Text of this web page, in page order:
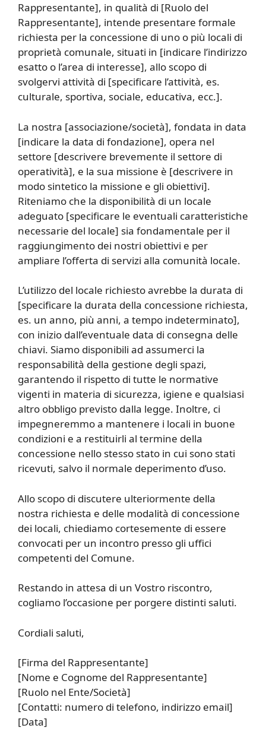
Rappresentante], in qualità di [Ruolo del
Rappresentante], intende presentare formale
richiesta per la concessione di uno o più locali di
proprietà comunale, situati in [indicare l’indirizzo
esatto o l’area di interesse], allo scopo di
svolgervi attività di [specificare l’attività, es.
culturale, sportiva, sociale, educativa, ecc.].
La nostra [associazione/società], fondata in data
[indicare la data di fondazione], opera nel
settore [descrivere brevemente il settore di
operatività], e la sua missione è [descrivere in
modo sintetico la missione e gli obiettivi].
Riteniamo che la disponibilità di un locale
adeguato [specificare le eventuali caratteristiche
necessarie del locale] sia fondamentale per il
raggiungimento dei nostri obiettivi e per
ampliare l’offerta di servizi alla comunità locale.
L’utilizzo del locale richiesto avrebbe la durata di
[specificare la durata della concessione richiesta,
es. un anno, più anni, a tempo indeterminato],
con inizio dall’eventuale data di consegna delle
chiavi. Siamo disponibili ad assumerci la
responsabilità della gestione degli spazi,
garantendo il rispetto di tutte le normative
vigenti in materia di sicurezza, igiene e qualsiasi
altro obbligo previsto dalla legge. Inoltre, ci
impegneremmo a mantenere i locali in buone
condizioni e a restituirli al termine della
concessione nello stesso stato in cui sono stati
ricevuti, salvo il normale deperimento d’uso.
Allo scopo di discutere ulteriormente della
nostra richiesta e delle modalità di concessione
dei locali, chiediamo cortesemente di essere
convocati per un incontro presso gli uffici
competenti del Comune.
Restando in attesa di un Vostro riscontro,
cogliamo l’occasione per porgere distinti saluti.
Cordiali saluti,
[Firma del Rappresentante]
[Nome e Cognome del Rappresentante]
[Ruolo nel Ente/Società]
[Contatti: numero di telefono, indirizzo email]
[Data]